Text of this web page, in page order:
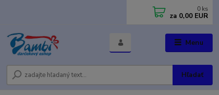
Menu
Hľadať
0 ks
za 0,00 EUR